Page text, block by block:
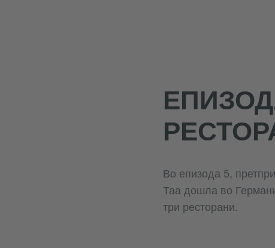
Во епизода 5,
Таа дошла во
три ресторани.